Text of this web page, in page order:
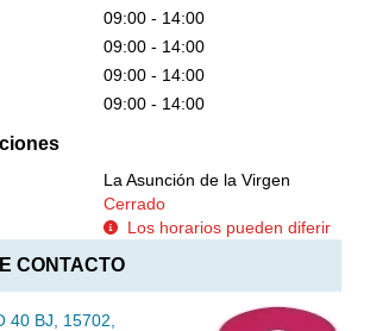
09:00 - 14:00
09:00 - 14:00
09:00 - 14:00
09:00 - 14:00
La Asunción de la Virgen
Cerrado
Los horarios pueden diferir
CONTACTO
40 BJ, 15702,